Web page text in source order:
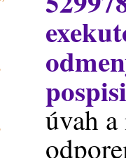
úvah a